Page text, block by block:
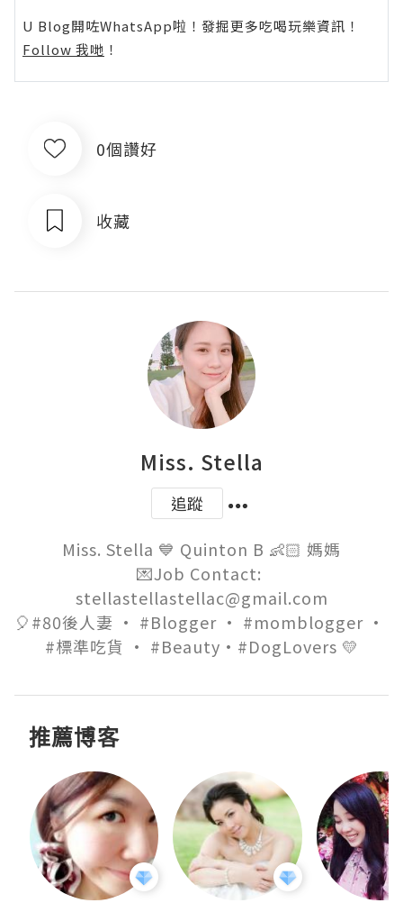
U Blog開咗WhatsApp啦！發掘更多吃喝玩樂資訊！
Follow 我哋 ！
0個讚好
收藏
Miss. Stella
追蹤
Miss. Stella 💙 Quinton B 👶🏻 媽媽
💌Job Contact:
stellastellastellac@gmail.com
🎈#80後人妻 · #Blogger · #momblogger ·
#標準吃貨 · #Beauty·#DogLovers 💛
推薦博客